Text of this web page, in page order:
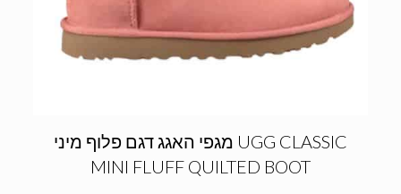
מגפי האגג דגם פלוף מיני UGG CLASSIC
MINI FLUFF QUILTED BOOT